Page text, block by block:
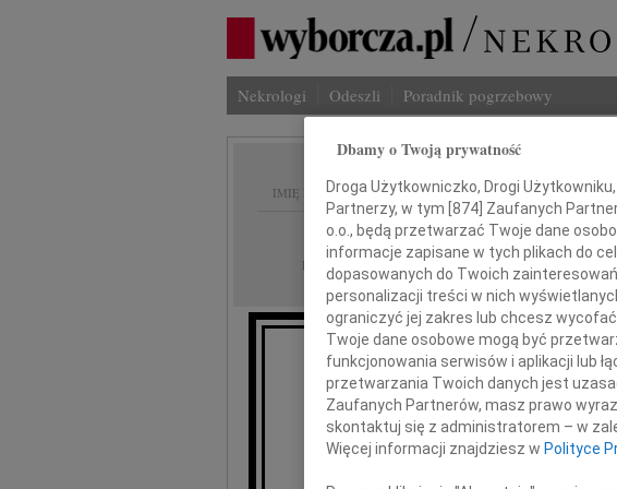
Nekrologi Odeszli Poradnik pogrzebowy
IMIĘ I NAZWISKO:
REGION: Szczecin
DATA EMISJI: 29.09.2017
Tadeusz
Dbamy o Twoją prywatność
Droga Użytkowniczko, Drogi
Partnerzy, w tym [ 874 ] Zaufanych
o.o., będą przetwarzać Twoje dane
informacje zapisane w tych plikach do
dopasowanych do Twoich
personalizacji treści w nich
ograniczyć jej zakres lub chcesz
Twoje dane osobowe mogą być
funkcjonowania serwisów i aplikacji lub
przetwarzania Twoich danych jest
Zaufanych Partnerów, masz prawo
skontaktuj się z administratorem – w
Więcej informacji znajdziesz w Polityce